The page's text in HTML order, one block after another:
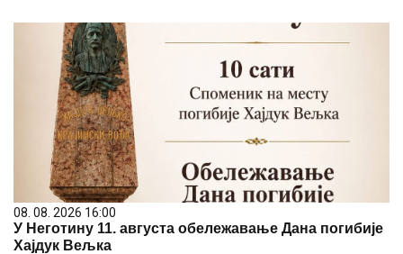
08. 08. 2026 16:00
У Неготину 11. августа обележавање Дана погибије
Хајдук Вељка